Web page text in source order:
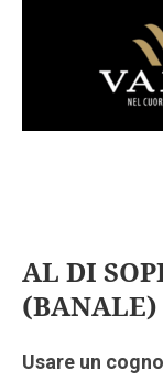
AL DI
Usare un